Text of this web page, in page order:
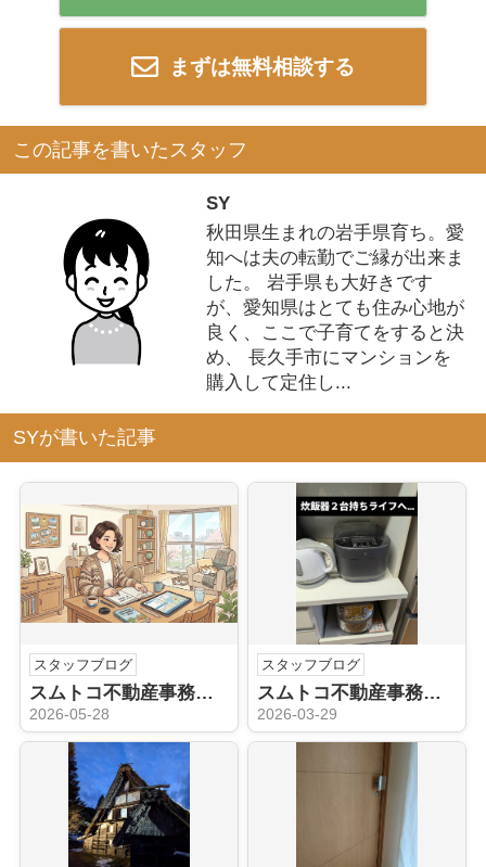
まずは無料相談する
この記事を書いたスタッフ
SY
秋田県生まれの岩手県育ち。愛
知へは夫の転勤でご縁が出来ま
した。 岩手県も大好きです
が、愛知県はとても住み心地が
良く、ここで子育てをすると決
め、 長久手市にマンションを
購入して定住し...
SYが書いた記事
スタッフブログ
スムトコ不動産事務サポートSのブログ～おひとり様の終活、不動産のことは早めに動いておくと安心です～
2026-05-28
スタッフブログ
スムトコ不動産事務サポートSのブログ『ピンチはチャンス？～炊飯器壊れた！』
2026-03-29